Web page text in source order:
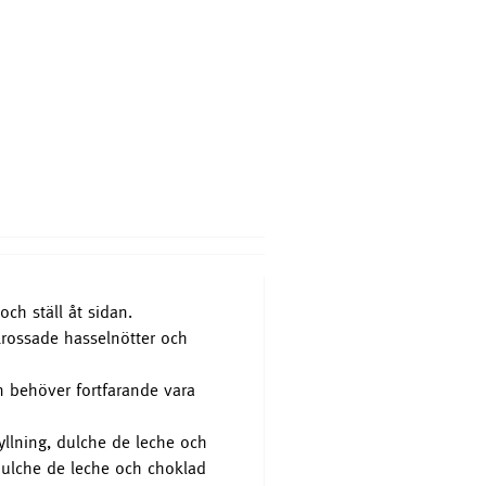
ställ åt sidan.
hasselnötter och
behöver fortfarande vara
dulche de leche och
de leche och choklad